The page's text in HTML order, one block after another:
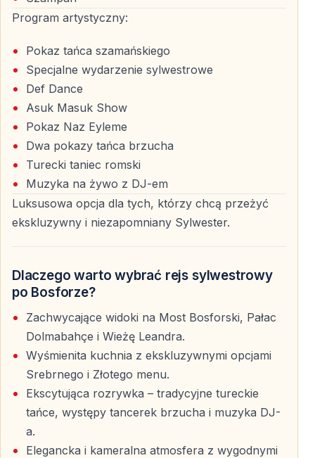
ograniczoną liczbą miejsc i co roku cieszą się
ogromnym zainteresowaniem. Wczesna rezerwacja to
gwarancja najlepszych miejsc, pełnego pakietu usług i
spokojnego planowania tej wyjątkowej nocy. Powitaj
rok 2026 na Bosforze — w sercu Stambułu.
Najczęściej zadawane pytania
Jak długo trwa sylwestrowy rejs po Bosforze?
Rejs zazwyczaj rozpoczyna się wieczorem i trwa do
pierwszych godzin Nowego Roku — średnio 4–5
Czy podczas rejsu serwowany jest alkohol?
Tak — dostępne są pakiety z nielimitowanymi napojami
alkoholowymi lub bezalkoholowymi, w zależności od
oferty.
Czy rejs jest odpowiedni dla rodzin z dziećmi?
Tak — jednak ze względu na późne godziny i głośną
muzykę zaleca się nadzór rodziców nad młodszymi
dziećmi.
Program artystyczny:
Pokaz tańca szamańskiego
Specjalne wydarzenie sylwestrowe
Def Dance
Asuk Masuk Show
Pokaz Naz Eyleme
Dwa pokazy tańca brzucha
Turecki taniec romski
Muzyka na żywo z DJ-em
Luksusowa opcja dla tych, którzy chcą przeżyć
ekskluzywny i niezapomniany Sylwester.
Dlaczego warto wybrać rejs sylwestrowy
po Bosforze?
Zachwycające widoki na Most Bosforski, Pałac
Dolmabahçe i Wieżę Leandra.
Wyśmienita kuchnia z ekskluzywnymi opcjami
Srebrnego i Złotego menu.
Ekscytująca rozrywka – tradycyjne tureckie
tańce, występy tancerek brzucha i muzyka DJ-
a.
Elegancka i kameralna atmosfera z wygodnymi